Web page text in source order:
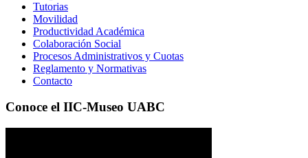
Tutorias
Movilidad
Productividad Académica
Colaboración Social
Procesos Administrativos y Cuotas
Reglamento y Normativas
Contacto
Conoce el IIC-Museo UABC